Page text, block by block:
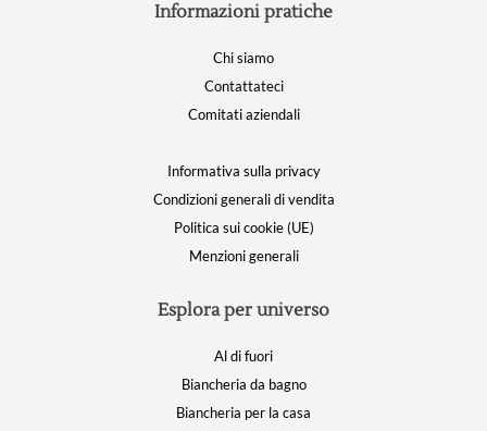
Informazioni pratiche
Chi siamo
Contattateci
Comitati aziendali
Informativa sulla privacy
Condizioni generali di vendita
Politica sui cookie (UE)
Menzioni generali
Esplora per universo
Al di fuori
Biancheria da bagno
Biancheria per la casa